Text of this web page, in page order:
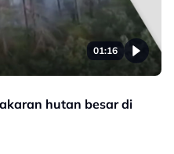
01:16
hutan besar di